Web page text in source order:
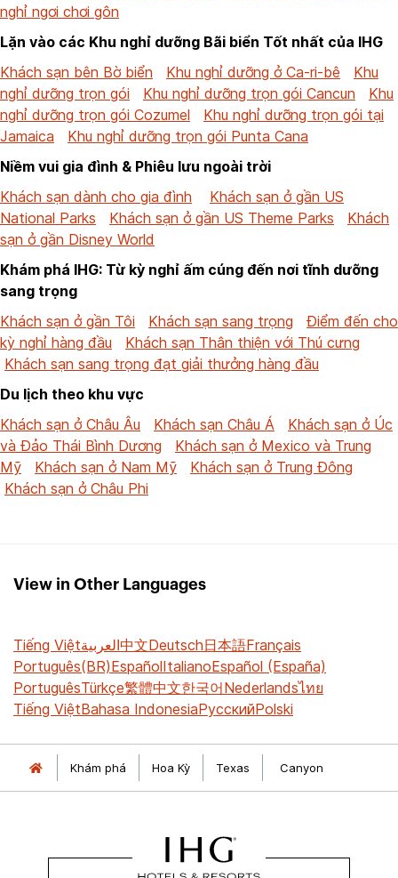
nghỉ ngơi chơi gôn
Lặn vào các Khu nghỉ dưỡng Bãi biển Tốt nhất của IHG
Khách sạn bên Bờ biển
Khu nghỉ dưỡng ở Ca-ri-bê
Khu
nghỉ dưỡng trọn gói
Khu nghỉ dưỡng trọn gói Cancun
Khu
nghỉ dưỡng trọn gói Cozumel
Khu nghỉ dưỡng trọn gói tại
Jamaica
Khu nghỉ dưỡng trọn gói Punta Cana
Niềm vui gia đình & Phiêu lưu ngoài trời
Khách sạn dành cho gia đình
Khách sạn ở gần US
National Parks
Khách sạn ở gần US Theme Parks
Khách
sạn ở gần Disney World
Khám phá IHG: Từ kỳ nghỉ ấm cúng đến nơi tĩnh dưỡng
sang trọng
Khách sạn ở gần Tôi
Khách sạn sang trọng
Điểm đến cho
kỳ nghỉ hàng đầu
Khách sạn Thân thiện với Thú cưng
Khách sạn sang trọng đạt giải thưởng hàng đầu
Du lịch theo khu vực
Khách sạn ở Châu Âu
Khách sạn Châu Á
Khách sạn ở Úc
và Đảo Thái Bình Dương
Khách sạn ở Mexico và Trung
Mỹ
Khách sạn ở Nam Mỹ
Khách sạn ở Trung Đông
Khách sạn ở Châu Phi
View in Other Languages
Tiếng Việtالعربية中文Deutsch日本語Français
Português(BR)EspañolItalianoEspañol (España)
PortuguêsTürkçe繁體中文한국어Nederlandsไทย
Tiếng ViệtBahasa IndonesiaРусскийPolski
Khám phá Hoa Kỳ Texas Canyon